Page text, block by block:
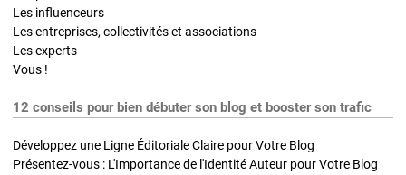
Les influenceurs
Les entreprises, collectivités et associations
Les experts
Vous !
12 conseils pour bien débuter son blog et booster son trafic
Développez une Ligne Éditoriale Claire pour Votre Blog
Présentez-vous : L'Importance de l'Identité Auteur pour Votre Blog